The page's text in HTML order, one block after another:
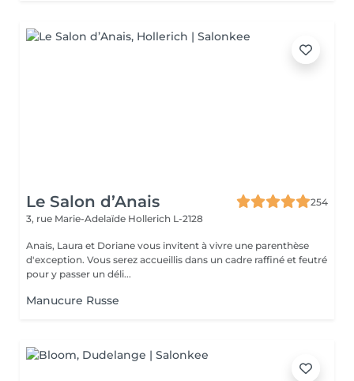
Le Salon d’Anais
254
3, rue Marie-Adelaïde Hollerich L-2128
Anais, Laura et Doriane vous invitent à vivre une parenthèse
d'exception. Vous serez accueillis dans un cadre raffiné et feutré
pour y passer un déli...
Manucure Russe